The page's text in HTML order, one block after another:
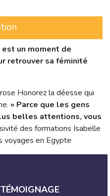
un moment de
retrouver sa féminité
Honorez la déesse qui
« Parce que les gens
belles attentions, vous
des formations Isabelle
voyages en Egypte